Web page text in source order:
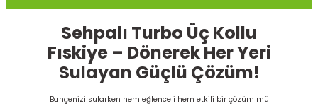
Sehpalı Turbo Üç Kollu
Fıskiye – Dönerek Her Yeri
Sulayan Güçlü Çözüm!
Bahçenizi sularken hem eğlenceli hem etkili bir çözüm mü